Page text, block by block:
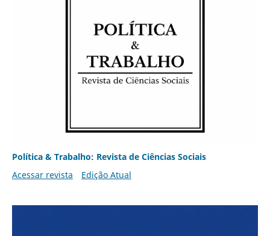
Política & Trabalho: Revista de Ciências Sociais
Acessar revista
Edição Atual